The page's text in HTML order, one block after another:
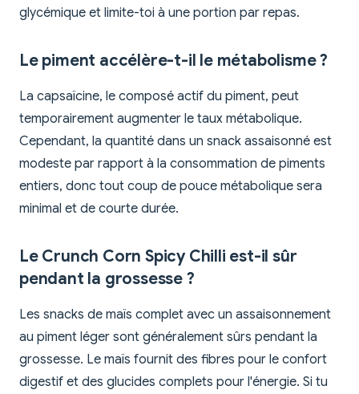
glycémique et limite-toi à une portion par repas.
Le piment accélère-t-il le métabolisme ?
La capsaïcine, le composé actif du piment, peut
temporairement augmenter le taux métabolique.
Cependant, la quantité dans un snack assaisonné est
modeste par rapport à la consommation de piments
entiers, donc tout coup de pouce métabolique sera
minimal et de courte durée.
Le Crunch Corn Spicy Chilli est-il sûr
pendant la grossesse ?
Les snacks de maïs complet avec un assaisonnement
au piment léger sont généralement sûrs pendant la
grossesse. Le maïs fournit des fibres pour le confort
digestif et des glucides complets pour l'énergie. Si tu